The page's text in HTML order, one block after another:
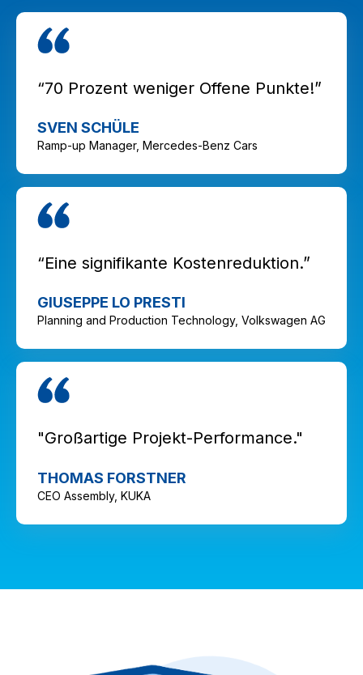
“70 Prozent weniger Offene Punkte!”
SVEN SCHÜLE
Ramp-up Manager, Mercedes-Benz Cars
“Eine signifikante Kostenreduktion.”
GIUSEPPE LO PRESTI
Planning and Production Technology, Volkswagen AG
"Großartige Projekt-Performance."
THOMAS FORSTNER
CEO Assembly, KUKA